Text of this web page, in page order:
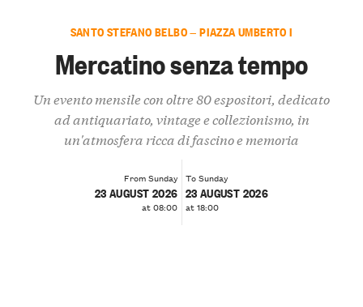
SANTO STEFANO BELBO — PIAZZA UMBERTO I
Mercatino senza tempo
Un evento mensile con oltre 80 espositori, dedicato
ad antiquariato, vintage e collezionismo, in
un'atmosfera ricca di fascino e memoria
From Sunday
23 AUGUST 2026
at 08:00
To Sunday
23 AUGUST 2026
at 18:00